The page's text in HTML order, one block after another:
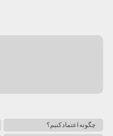
چگونه اعتماد کنیم؟